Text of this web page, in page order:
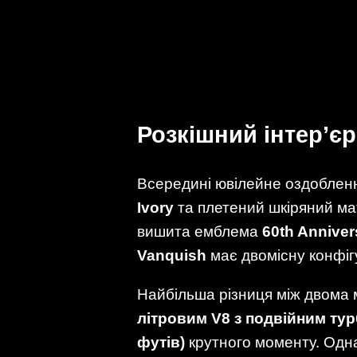
Розкішний інтер’єр
Всередині ювілейне
Ivory та плетений шкіряний
вишита емблема 60th
Vanquish має двомісну
Найбільша різниця між
літровим V8 з подвійним
футів) крутного моменту.